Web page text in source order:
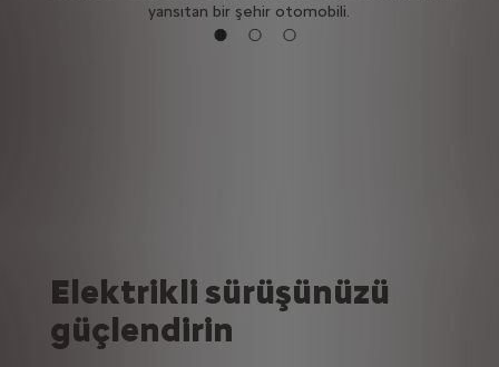
yansıtan bir şehir otomobili.
Elektrikli sürüşünüzü
güçlendirin